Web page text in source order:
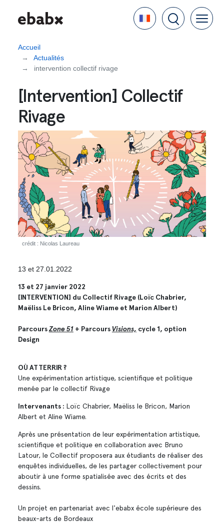
contenu
Language
Accueil
Actualités
intervention collectif rivage
[Intervention] Collectif
Rivage
crédit : Nicolas Laureau
13 et 27.01.2022
13 et 27 janvier 2022
[INTERVENTION] du Collectif Rivage (Loïc Chabrier,
Maëliss Le Bricon, Aline Wiame et Marion Albert)
ParcoursZone 51+ ParcoursVisions, cycle 1, option
Design
OÙ ATTERRIR ?
Une expérimentation artistique, scientifique et politique
menée par le collectif Rivage
Intervenants : Loïc Chabrier, Maëliss le Bricon, Marion
Albert et Aline Wiame.
Après une présentation de leur expérimentation artistique,
scientifique et politique en collaboration avec Bruno
Latour, le Collectif proposera aux étudiants de réaliser des
enquêtes individuelles, de les partager collectivement pour
aboutir à une forme spatialisée avec des écrits et des
dessins.
Un projet en partenariat avec l'ebabx école supérieure des
beaux-arts de Bordeaux